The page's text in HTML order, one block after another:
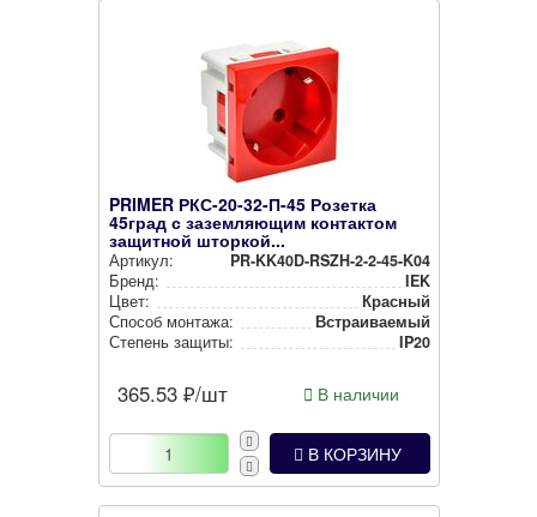
PRIMER РКС-20-32-П-45 Розетка
45град с заземляющим контактом
защитной шторкой...
Артикул:
PR-KK40D-RSZH-2-2-45-K04
Бренд:
IEK
Цвет:
Красный
Способ монтажа:
Встра­ива­емый
Степень защиты:
IP20
365.53 ₽/шт В наличии
В КОРЗИНУ